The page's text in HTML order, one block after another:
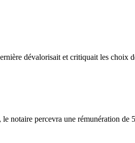
dévalorisait et critiquait les choix
percevra une rémunération de